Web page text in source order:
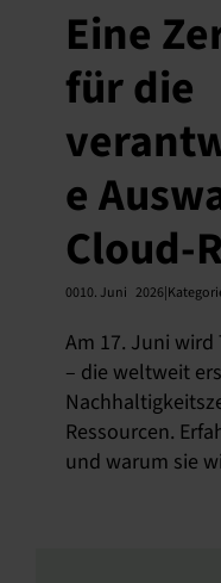
Eine
für die
e
Cloud-
0010. Juni
Am 17. Juni
– die weltweit
Ressourcen.
und warum sie